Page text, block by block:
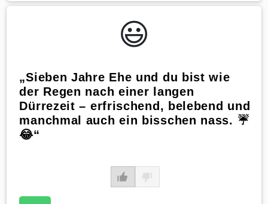
😃️
„Sieben Jahre Ehe und du bist wie
der Regen nach einer langen
Dürrezeit – erfrischend, belebend und
manchmal auch ein bisschen nass. ☔️
😂“